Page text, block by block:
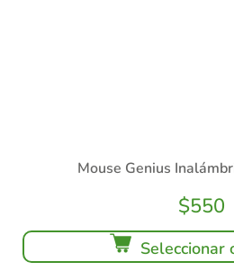
Mouse Genius
$550
Seleccionar